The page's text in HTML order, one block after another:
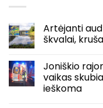
Artėjanti
škvalai,
Joniškio
vaikas
ieškoma